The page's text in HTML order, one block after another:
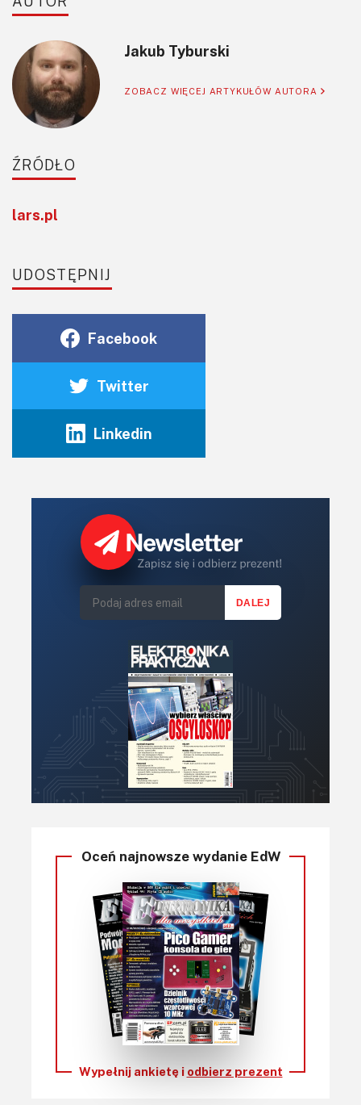
Jakub Tyburski
ZOBACZ WIĘCEJ ARTYKUŁÓW AUTORA
ŹRÓDŁO
lars.pl
UDOSTĘPNIJ
Facebook
Twitter
Linkedin
Oceń najnowsze wydanie EdW
Wypełnij ankietę i odbierz prezent